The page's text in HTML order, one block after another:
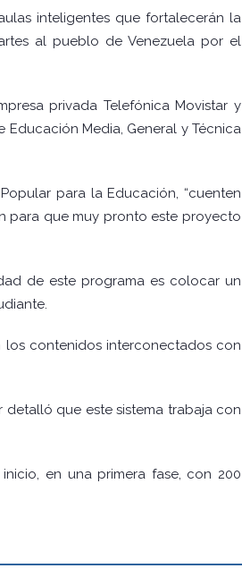
inteligentes que fortalecerán la
al pueblo de Venezuela por el
privada Telefónica Movistar y
Media, General y Técnica
para la Educación, “cuenten
para que muy pronto este proyecto
de este programa es colocar un
los contenidos interconectados con
que este sistema trabaja con
en una primera fase, con 200